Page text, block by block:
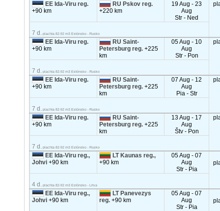
EE Ida-Viru reg.
+90 km
RU Pskov reg.
+220 km
19 Aug - 23
Aug
Str - Ned
7 d. plachta 82-92 m3 Estónsko - Rusko
EE Ida-Viru reg.
+90 km
RU Saint-
Petersburg reg.+225
km
05 Aug - 10
Aug
Str - Pon
7 d. plachta 82-92 m3 Estónsko - Rusko
EE Ida-Viru reg.
+90 km
RU Saint-
Petersburg reg.+225
km
07 Aug - 12
Aug
Pia - Str
7 d. plachta 82-92 m3 Estónsko - Rusko
EE Ida-Viru reg.
+90 km
RU Saint-
Petersburg reg.+225
km
13 Aug - 17
Aug
Štv - Pon
7 d. plachta 82-92 m3 Estónsko - Rusko
EE Ida-Viru reg.,
Johvi+90 km
LT Kaunas reg.,
+90 km
05 Aug - 07
Aug
Str - Pia
4 d. plachta 82-92 m3 Estónsko - Litva
EE Ida-Viru reg.,
Johvi+90 km
LT Panevezys
reg.+90 km
05 Aug - 07
Aug
Str - Pia